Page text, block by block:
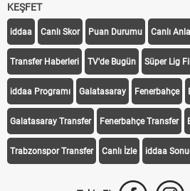
KEŞFET
iddaa Canlı Skor Puan Durumu Canlı
Transfer Haberleri TV'de Bugün Süper Lig
iddaa Programı Galatasaray Fenerbahçe
Galatasaray Transfer Fenerbahçe Transfer
Trabzonspor Transfer Canlı İzle iddaa